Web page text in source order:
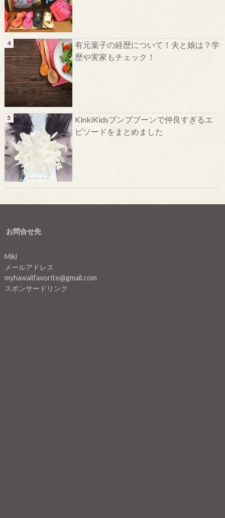
有元葉子の経歴について！夫と娘は？学
歴や実家もチェック！
KinkiKidsブンブブーンで仲良すぎるエ
ピソードをまとめました
お問合せ先
Miki
メールアドレス
myhawaiifavorite@gmail.com
スポンサードリンク